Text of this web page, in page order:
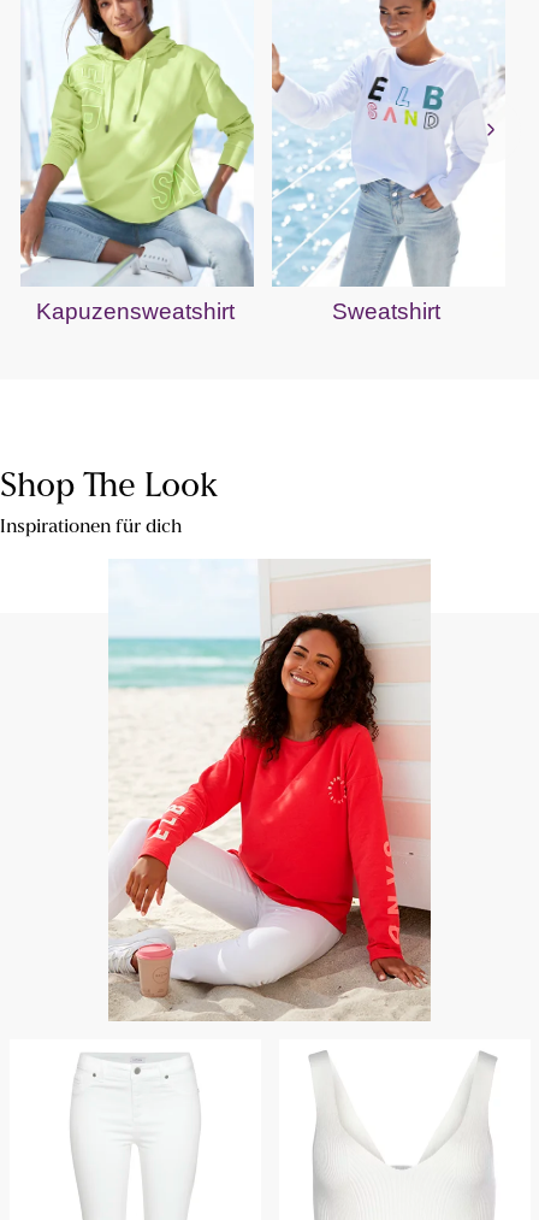
Kapuzensweatshirt Sweatshirt
Shop The Look
Inspirationen für dich